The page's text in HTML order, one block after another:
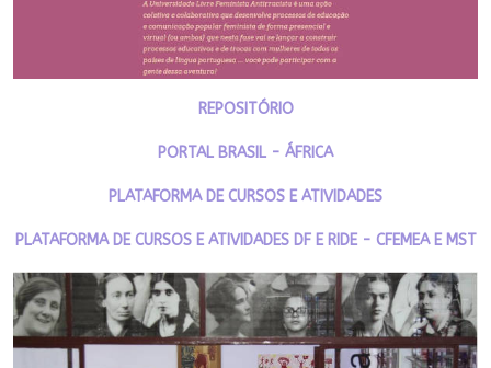
REPOSITÓRIO
PORTAL BRASIL - ÁFRICA
PLATAFORMA DE CURSOS E ATIVIDADES
PLATAFORMA DE CURSOS E ATIVIDADES DF E RIDE - CFEMEA E MST